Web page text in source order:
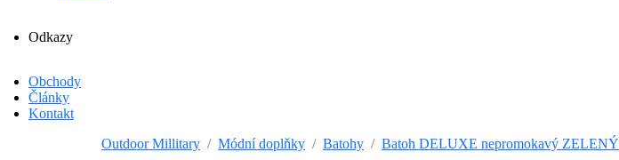
Odkazy
Obchody
Články
Kontakt
Outdoor Millitary
Módní doplňky Batohy Batoh DELUXE nepromokavý ZELENÝ